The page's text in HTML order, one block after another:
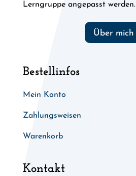
Lerngruppe angepasst werden.
Über mich
Bestellinfos
Mein Konto
Zahlungsweisen
Warenkorb
Kontakt